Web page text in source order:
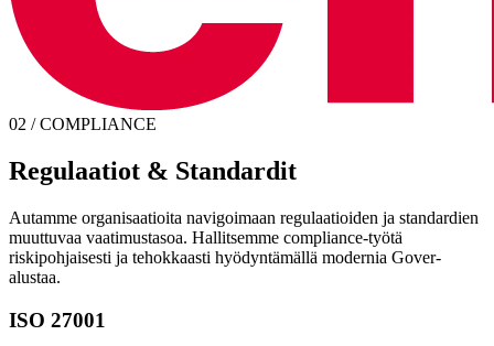
02 / COMPLIANCE
Regulaatiot & Standardit
Autamme organisaatioita navigoimaan regulaatioiden ja standardien
muuttuvaa vaatimustasoa. Hallitsemme compliance-työtä
riskipohjaisesti ja tehokkaasti hyödyntämällä modernia Gover-
alustaa.
ISO 27001